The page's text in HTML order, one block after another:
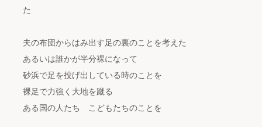
た
夫の布団からはみ出す足の裏のことを考えた
あるいは誰かが半分裸になって
砂浜で足を投げ出している時のことを
裸足で力強く大地を蹴る
ある国の人たち こどもたちのことを